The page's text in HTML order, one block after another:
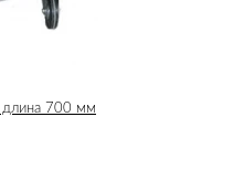
длина 700 мм